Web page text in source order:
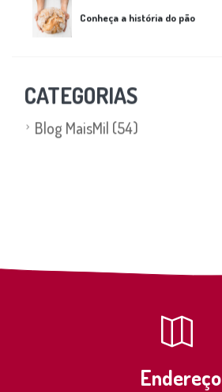
Conheça a história do pão
CATEGORIAS
Blog MaisMil (54)
Endereço